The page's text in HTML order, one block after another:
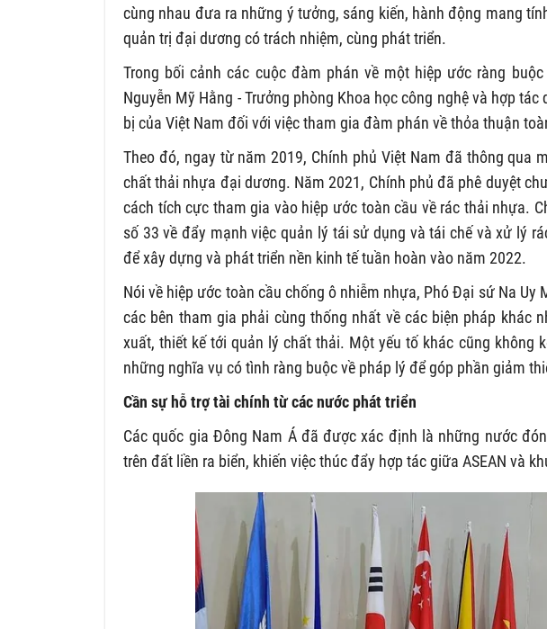
cùng nhau đưa ra những ý tưởng, sáng kiến, hành động mang
quản trị đại dương có trách nhiệm, cùng phát triển.
Trong bối cảnh các cuộc đàm phán về một hiệp ước ràng
Nguyễn Mỹ Hằng - Trưởng phòng Khoa học công nghệ và hợp
bị của Việt Nam đối với việc tham gia đàm phán về thỏa thuận
Theo đó, ngay từ năm 2019, Chính phủ Việt Nam đã thông qua
chất thải nhựa đại dương. Năm 2021, Chính phủ đã phê duyệt
cách tích cực tham gia vào hiệp ước toàn cầu về rác thải nhựa.
số 33 về đẩy mạnh việc quản lý tái sử dụng và tái chế và xử lý
để xây dựng và phát triển nền kinh tế tuần hoàn vào năm 2022.
Nói về hiệp ước toàn cầu chống ô nhiễm nhựa, Phó Đại sứ Na Uy
các bên tham gia phải cùng thống nhất về các biện pháp khác
xuất, thiết kế tới quản lý chất thải. Một yếu tố khác cũng không
những nghĩa vụ có tình ràng buộc về pháp lý để góp phần giảm
Cần sự hỗ trợ tài chính từ các nước phát triển
Các quốc gia Đông Nam Á đã được xác định là những nước
trên đất liền ra biển, khiến việc thúc đẩy hợp tác giữa ASEAN và